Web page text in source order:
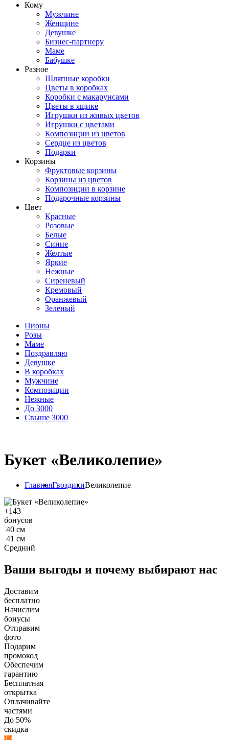
Кому
Мужчине
Женщине
Девушке
Бизнес-партнеру
Маме
Бабушке
Разное
Шляпные коробки
Цветы в коробках
Коробки с макарунсами
Цветы в ящике
Игрушки из живых цветов
Игрушки с цветами
Композиции из цветов
Сердце из цветов
Подарки
Корзины
Фруктовые корзины
Корзины из цветов
Композиции в корзине
Подарочные корзины
Цвет
Красные
Розовые
Белые
Синие
Желтые
Яркие
Нежные
Сиреневый
Кремовый
Оранжевый
Зеленый
Пионы
Розы
Маме
Поздравляю
Девушке
В коробках
Мужчине
Композиции
Нежные
До 3000
Свыше 3000
Букет «Великолепие»
ГлавнаяГвоздикиВеликолепие
+143
бонусов
40 см
41 см
Средний
Ваши выгоды и почему выбирают нас
Доставим
бесплатно
Начислим
бонусы
Отправим
фото
Подарим
промокод
Обеспечим
гарантию
Бесплатная
открытка
Оплачивайте
частями
До 50%
скидка